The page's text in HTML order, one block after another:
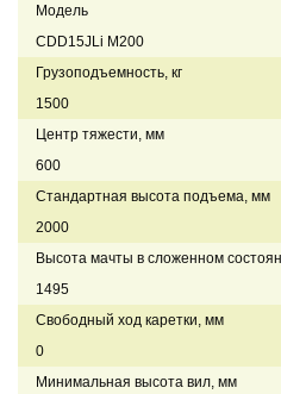
Модель
CDD15JLi M200
Грузоподъемность, кг
1500
Центр тяжести, мм
600
Стандартная высота подъема, мм
2000
Высота мачты в сложенном
1495
Свободный ход каретки, мм
0
Минимальная высота вил, мм